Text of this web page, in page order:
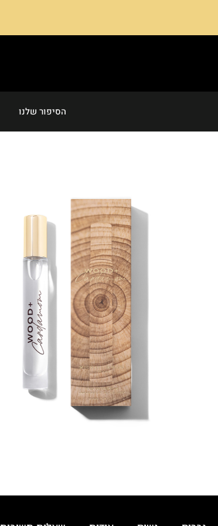
הסיפור שלנו